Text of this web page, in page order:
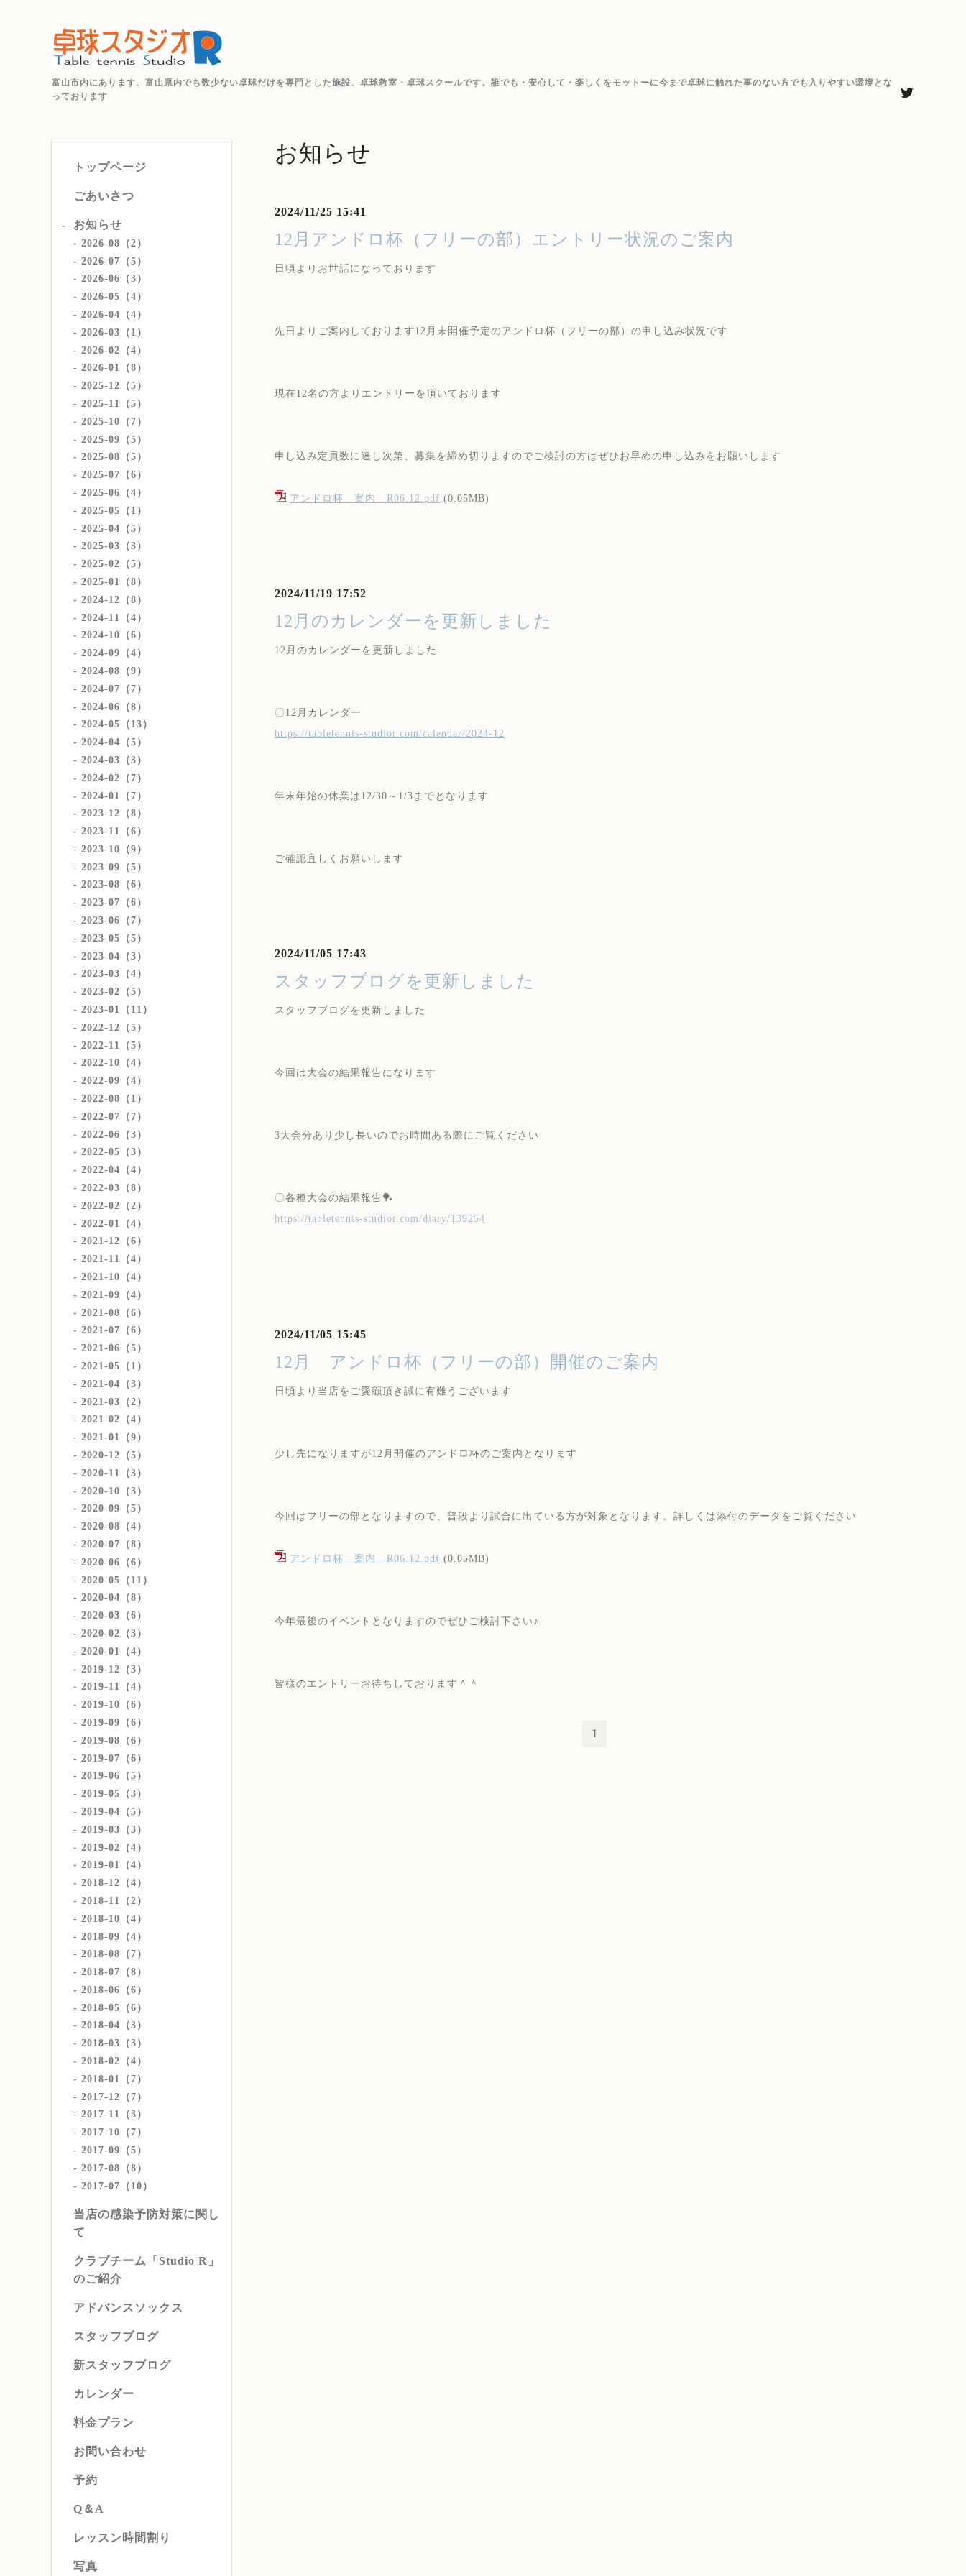
富山市内にあります、富山県内でも数少ない卓球だけを専門とした施設、卓球教室・卓球スクールです。誰でも・安心して・楽しくをモットーに今まで卓球に触れた事のない方でも入りやすい環境とな
っております
トップページ
ごあいさつ
お知らせ
2026-08（2）
2026-07（5）
2026-06（3）
2026-05（4）
2026-04（4）
2026-03（1）
2026-02（4）
2026-01（8）
2025-12（5）
2025-11（5）
2025-10（7）
2025-09（5）
2025-08（5）
2025-07（6）
2025-06（4）
2025-05（1）
2025-04（5）
2025-03（3）
2025-02（5）
2025-01（8）
2024-12（8）
2024-11（4）
2024-10（6）
2024-09（4）
2024-08（9）
2024-07（7）
2024-06（8）
2024-05（13）
2024-04（5）
2024-03（3）
2024-02（7）
2024-01（7）
2023-12（8）
2023-11（6）
2023-10（9）
2023-09（5）
2023-08（6）
2023-07（6）
2023-06（7）
2023-05（5）
2023-04（3）
2023-03（4）
2023-02（5）
2023-01（11）
2022-12（5）
2022-11（5）
2022-10（4）
2022-09（4）
2022-08（1）
2022-07（7）
2022-06（3）
2022-05（3）
2022-04（4）
2022-03（8）
2022-02（2）
2022-01（4）
2021-12（6）
2021-11（4）
2021-10（4）
2021-09（4）
2021-08（6）
2021-07（6）
2021-06（5）
2021-05（1）
2021-04（3）
2021-03（2）
2021-02（4）
2021-01（9）
2020-12（5）
2020-11（3）
2020-10（3）
2020-09（5）
2020-08（4）
2020-07（8）
2020-06（6）
2020-05（11）
2020-04（8）
2020-03（6）
2020-02（3）
2020-01（4）
2019-12（3）
2019-11（4）
2019-10（6）
2019-09（6）
2019-08（6）
2019-07（6）
2019-06（5）
2019-05（3）
2019-04（5）
2019-03（3）
2019-02（4）
2019-01（4）
2018-12（4）
2018-11（2）
2018-10（4）
2018-09（4）
2018-08（7）
2018-07（8）
2018-06（6）
2018-05（6）
2018-04（3）
2018-03（3）
2018-02（4）
2018-01（7）
2017-12（7）
2017-11（3）
2017-10（7）
2017-09（5）
2017-08（8）
2017-07（10）
当店の感染予防対策に関し
て
クラブチーム「Studio R」
のご紹介
アドバンスソックス
スタッフブログ
新スタッフブログ
カレンダー
料金プラン
お問い合わせ
予約
Q＆A
レッスン時間割り
写真
お知らせ
2024/11/25 15:41
12月アンドロ杯（フリーの部）エントリー状況のご案内
日頃よりお世話になっております
先日よりご案内しております12月末開催予定のアンドロ杯（フリーの部）の申し込み状況です
現在12名の方よりエントリーを頂いております
申し込み定員数に達し次第、募集を締め切りますのでご検討の方はぜひお早めの申し込みをお願いします
アンドロ杯 案内 R06.12.pdf (0.05MB)
2024/11/19 17:52
12月のカレンダーを更新しました
12月のカレンダーを更新しました
〇12月カレンダー
https://tabletennis-studior.com/calendar/2024-12
年末年始の休業は12/30～1/3までとなります
ご確認宜しくお願いします
2024/11/05 17:43
スタッフブログを更新しました
スタッフブログを更新しました
今回は大会の結果報告になります
3大会分あり少し長いのでお時間ある際にご覧ください
〇各種大会の結果報告🏓
https://tabletennis-studior.com/diary/139254
2024/11/05 15:45
12月 アンドロ杯（フリーの部）開催のご案内
日頃より当店をご愛顧頂き誠に有難うございます
少し先になりますが12月開催のアンドロ杯のご案内となります
今回はフリーの部となりますので、普段より試合に出ている方が対象となります。詳しくは添付のデータをご覧ください
アンドロ杯 案内 R06.12.pdf (0.05MB)
今年最後のイベントとなりますのでぜひご検討下さい♪
皆様のエントリーお待ちしております＾＾
1